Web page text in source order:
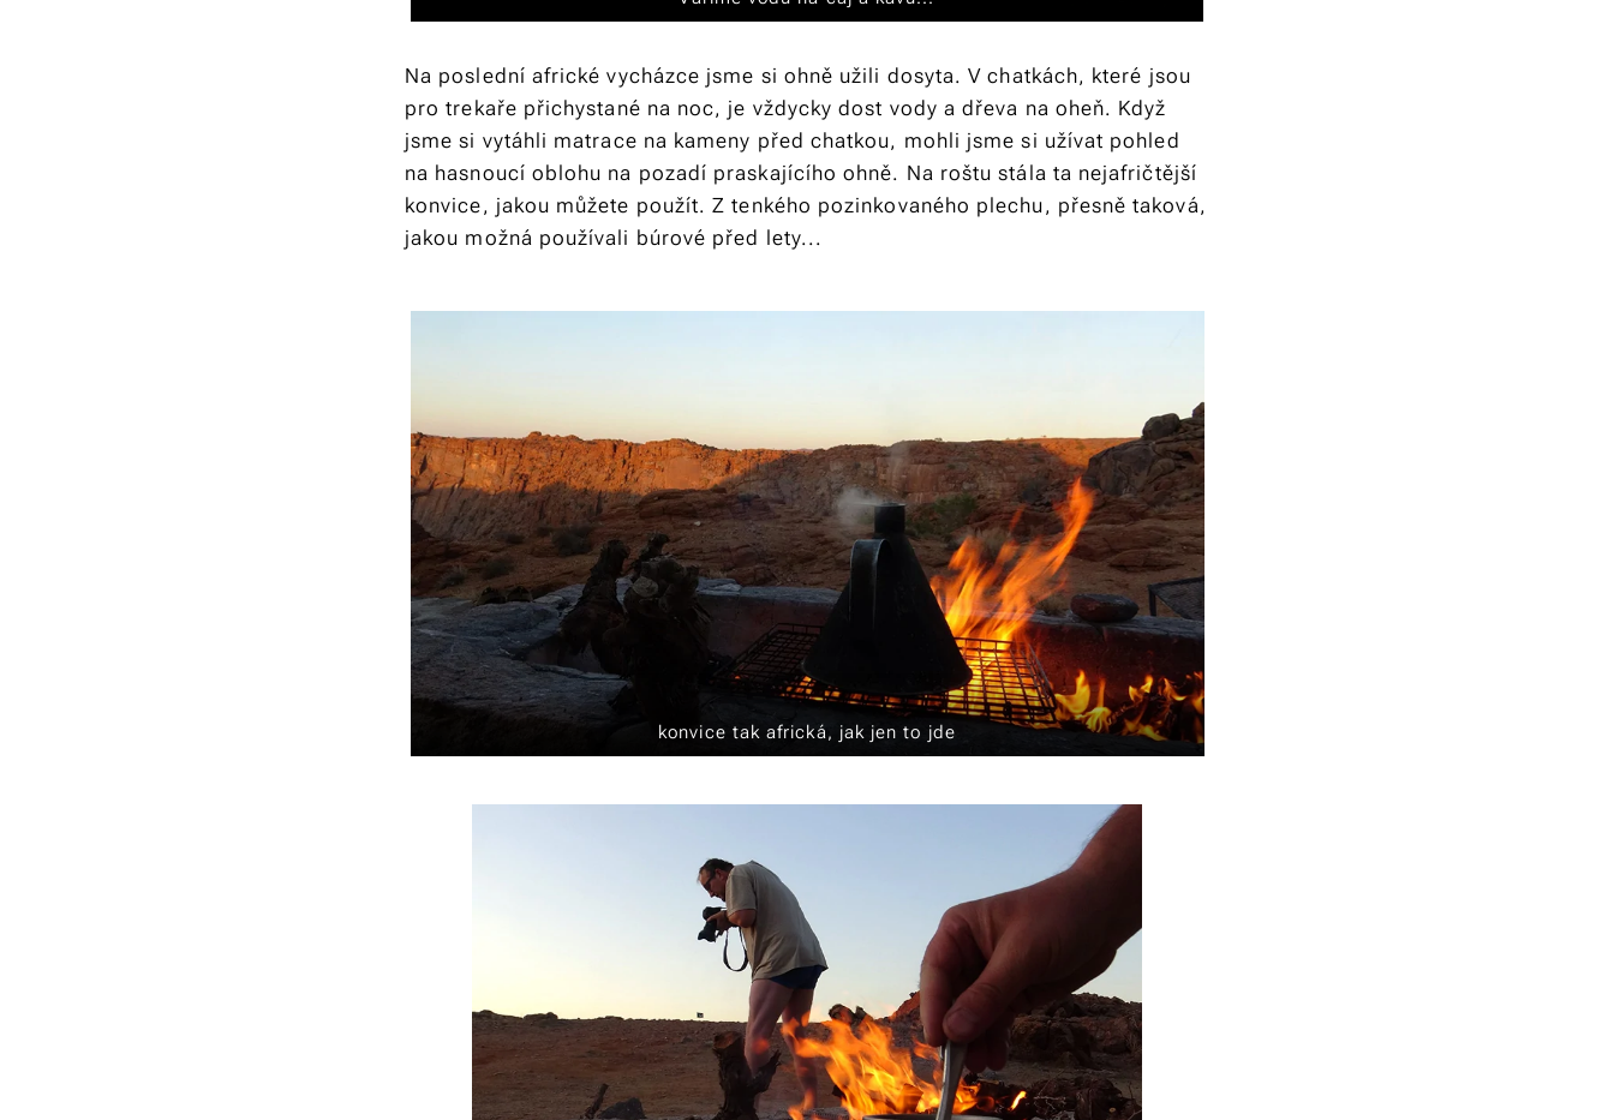
Na poslední africké vycházce jsme si ohně užili dosyta. V chatkách, které jsou
pro trekaře přichystané na noc, je vždycky dost vody a dřeva na oheň. Když
jsme si vytáhli matrace na kameny před chatkou, mohli jsme si užívat pohled
na hasnoucí oblohu na pozadí praskajícího ohně. Na roštu stála ta nejafričtější
konvice, jakou můžete použít. Z tenkého pozinkovaného plechu, přesně taková,
jakou možná používali búrové před lety...
konvice tak africká, jak jen to jde